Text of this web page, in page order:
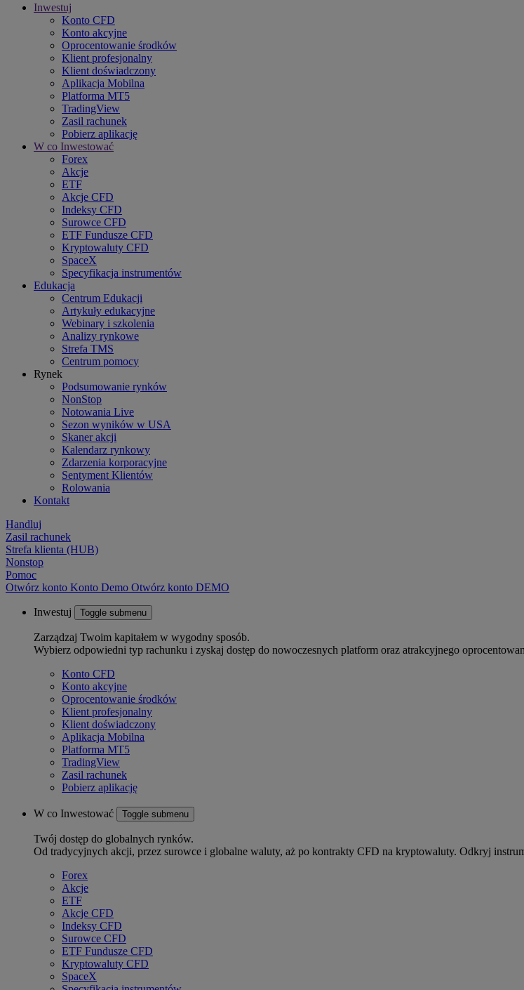
Inwestuj
Konto CFD
Konto akcyjne
Oprocentowanie środków
Klient profesjonalny
Klient doświadczony
Aplikacja Mobilna
Platforma MT5
TradingView
Zasil rachunek
Pobierz aplikację
W co Inwestować
Forex
Akcje
ETF
Akcje CFD
Indeksy CFD
Surowce CFD
ETF Fundusze CFD
Kryptowaluty CFD
SpaceX
Specyfikacja instrumentów
Edukacja
Centrum Edukacji
Artykuły edukacyjne
Webinary i szkolenia
Analizy rynkowe
Strefa TMS
Centrum pomocy
Rynek
Podsumowanie rynków
NonStop
Notowania Live
Sezon wyników w USA
Skaner akcji
Kalendarz rynkowy
Zdarzenia korporacyjne
Sentyment Klientów
Rolowania
Kontakt
Handluj
Zasil rachunek
Strefa klienta (HUB)
Nonstop
Pomoc
Otwórz konto Konto Demo Otwórz konto DEMO
Inwestuj Toggle submenu
Zarządzaj Twoim kapitałem w wygodny sposób.
Wybierz odpowiedni typ rachunku i zyskaj dostęp do nowoczesnych platform oraz atrakcyjnego
Konto CFD
Konto akcyjne
Oprocentowanie środków
Klient profesjonalny
Klient doświadczony
Aplikacja Mobilna
Platforma MT5
TradingView
Zasil rachunek
Pobierz aplikację
W co Inwestować Toggle submenu
Twój dostęp do globalnych rynków.
Od tradycyjnych akcji, przez surowce i globalne waluty, aż po kontrakty CFD na kryptowaluty. Odkryj
Forex
Akcje
ETF
Akcje CFD
Indeksy CFD
Surowce CFD
ETF Fundusze CFD
Kryptowaluty CFD
SpaceX